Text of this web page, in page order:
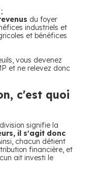
;
du foyer
industriels et
et bénéfices
vous devenez
et ne relevez donc
c'est quoi
signifie la
il s'agit donc
chacun détient
financière, et
ait investi le